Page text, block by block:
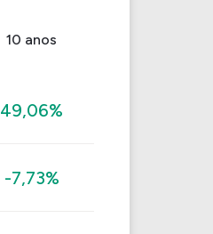
10 anos
49,06%
-7,73%